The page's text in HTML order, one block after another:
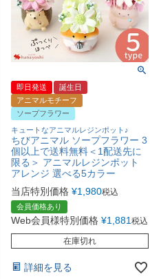
即日発送
誕生日
アニマルモチーフ
ソープフラワー
キュートなアニマルレジンポット♪
ちびアニマル ソープフラワー 3
個以上で送料無料＜1配送先に
限る＞ アニマルレジンポット
アレンジ 選べる5カラー
当店特別価格 ¥1,980税込
会員価格あり
Web会員様特別価格 ¥1,881 税込
在庫切れ
詳細を見る